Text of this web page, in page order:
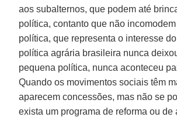
aos subalternos, que podem até
política, contanto que não
política, que representa o interesse
política agrária brasileira nunca
pequena política, nunca aconteceu
Quando os movimentos sociais têm
aparecem concessões, mas não se
exista um programa de reforma ou de